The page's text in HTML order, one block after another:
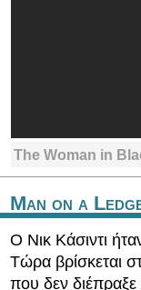
The Woman in
Man on a
Ο Νικ Κάσιντι
Τώρα βρίσκεται
που δεν